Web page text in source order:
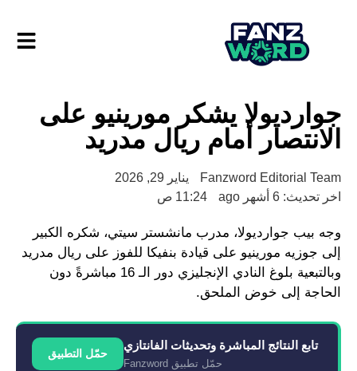
جوارديولا يشكر مورينيو على
الانتصار أمام ريال مدريد
Fanzword Editorial Team
يناير 29, 2026
اخر تحديث: 6 أشهر ago
11:24 ص
وجه بيب جوارديولا، مدرب مانشستر سيتي، شكره الكبير
إلى جوزيه مورينيو على قيادة بنفيكا للفوز على ريال مدريد
وبالتبعية بلوغ النادي الإنجليزي دور الـ 16 مباشرةً دون
الحاجة إلى خوض الملحق.
تابع النتائج المباشرة وتحديثات الفانتازي
حمّل تطبيق Fanzword
حمّل التطبيق